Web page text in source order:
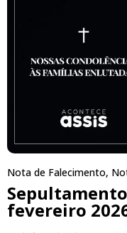
Nota de Falecimento,
fevereiro